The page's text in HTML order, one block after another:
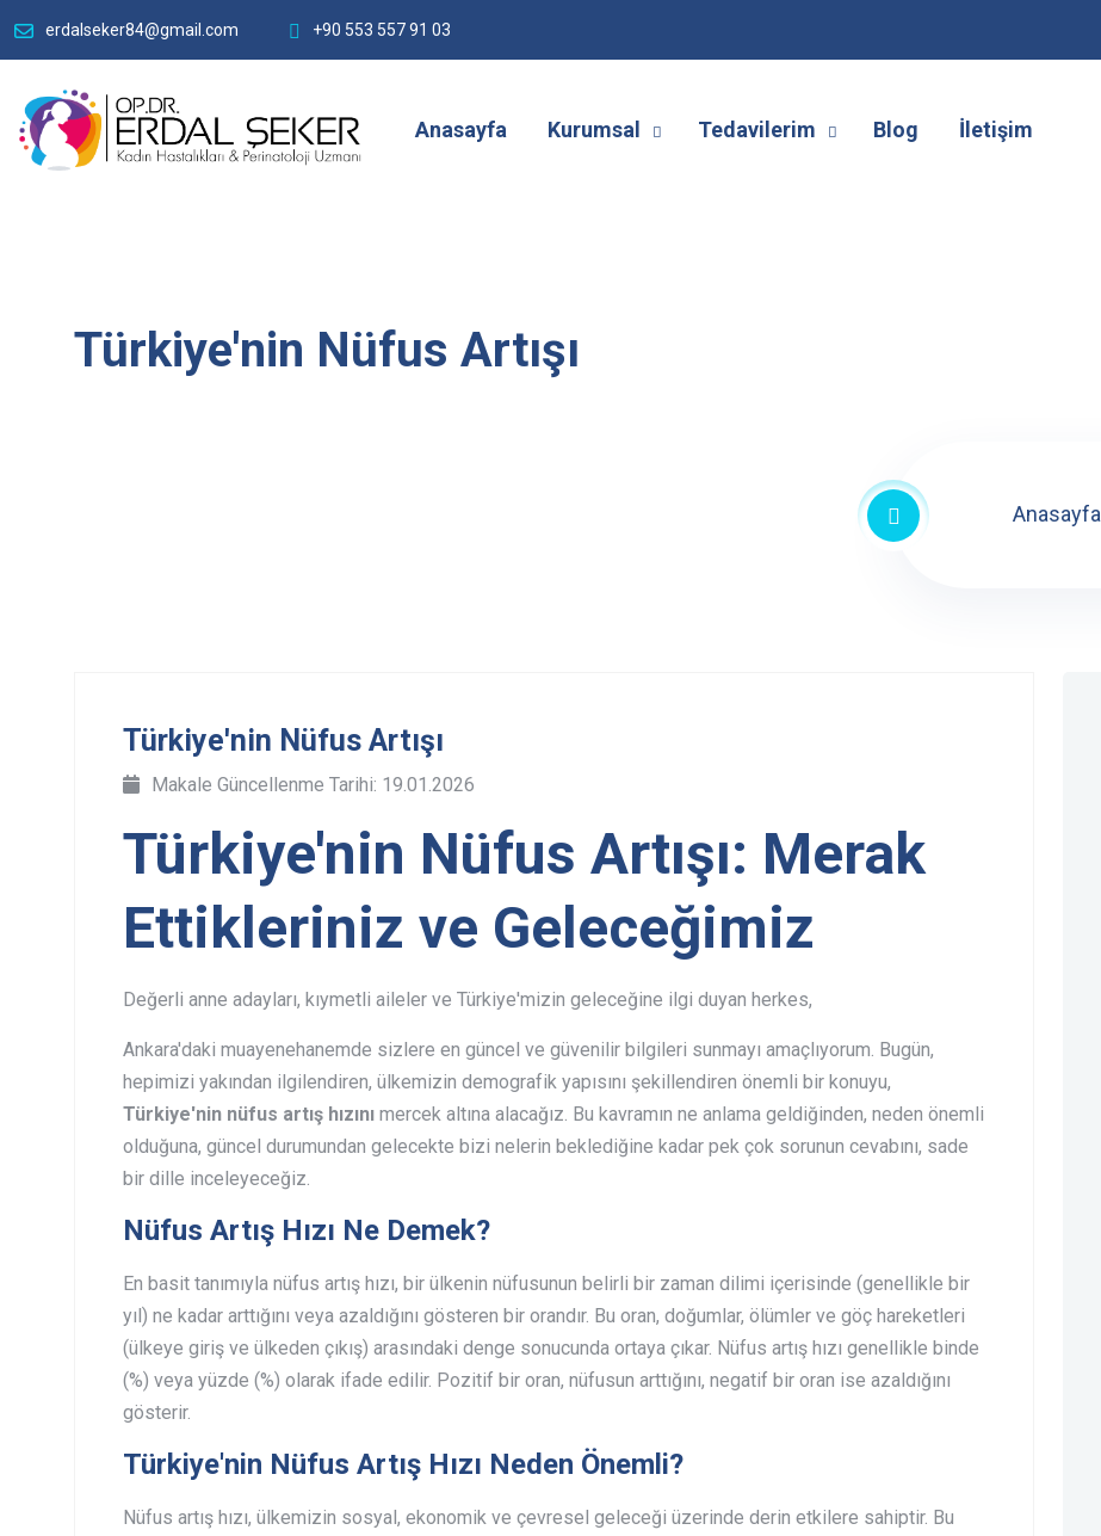
erdalseker84@gmail.com +90 553 557 91 03
Anasayfa Kurumsal Tedavilerim Blog İletişim
Türkiye'nin Nüfus Artışı
Anasayfa
Türkiye'nin Nüfus Artışı
Makale Güncellenme Tarihi: 19.01.2026
Türkiye'nin Nüfus Artışı: Merak
Ettikleriniz ve Geleceğimiz
Değerli anne adayları, kıymetli aileler ve Türkiye'mizin geleceğine ilgi duyan herkes,
Ankara'daki muayenehanemde sizlere en güncel ve güvenilir bilgileri sunmayı amaçlıyorum. Bugün,
hepimizi yakından ilgilendiren, ülkemizin demografik yapısını şekillendiren önemli bir konuyu,
Türkiye'nin nüfus artış hızını mercek altına alacağız. Bu kavramın ne anlama geldiğinden, neden önemli
olduğuna, güncel durumundan gelecekte bizi nelerin beklediğine kadar pek çok sorunun cevabını, sade
bir dille inceleyeceğiz.
Nüfus Artış Hızı Ne Demek?
En basit tanımıyla nüfus artış hızı, bir ülkenin nüfusunun belirli bir zaman dilimi içerisinde (genellikle bir
yıl) ne kadar arttığını veya azaldığını gösteren bir orandır. Bu oran, doğumlar, ölümler ve göç hareketleri
(ülkeye giriş ve ülkeden çıkış) arasındaki denge sonucunda ortaya çıkar. Nüfus artış hızı genellikle binde
(%) veya yüzde (%) olarak ifade edilir. Pozitif bir oran, nüfusun arttığını, negatif bir oran ise azaldığını
gösterir.
Türkiye'nin Nüfus Artış Hızı Neden Önemli?
Nüfus artış hızı, ülkemizin sosyal, ekonomik ve çevresel geleceği üzerinde derin etkilere sahiptir. Bu